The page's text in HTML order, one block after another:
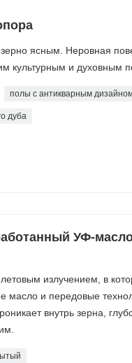
ясным. Неровная
культурным и духовным
полы с антикварным
дуба
УФ-
излучением, в
масло и передовые
внутрь зерна,